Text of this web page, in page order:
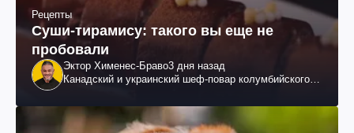
Рецепты
Суши-тирамису: такого вы еще не
пробовали
Эктор Хименес-Браво3 дня назад
Канадский и украинский шеф-повар колумбийского